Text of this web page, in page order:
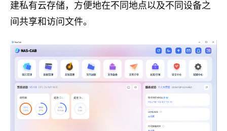
建私有云存储，方便地在不同地点以及不同设备之
间共享和访问文件。